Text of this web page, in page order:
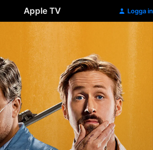
Apple TV Logga in